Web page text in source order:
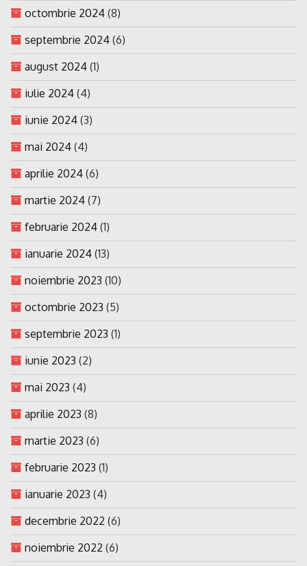
octombrie 2024 (8)
septembrie 2024 (6)
august 2024 (1)
iulie 2024 (4)
iunie 2024 (3)
mai 2024 (4)
aprilie 2024 (6)
martie 2024 (7)
februarie 2024 (1)
ianuarie 2024 (13)
noiembrie 2023 (10)
octombrie 2023 (5)
septembrie 2023 (1)
iunie 2023 (2)
mai 2023 (4)
aprilie 2023 (8)
martie 2023 (6)
februarie 2023 (1)
ianuarie 2023 (4)
decembrie 2022 (6)
noiembrie 2022 (6)